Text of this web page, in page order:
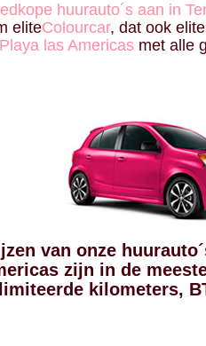
huurauto´s aan in
eliteColourcar, dat ook elite
las Americas met alle
van onze
zijn in de
kilometers,